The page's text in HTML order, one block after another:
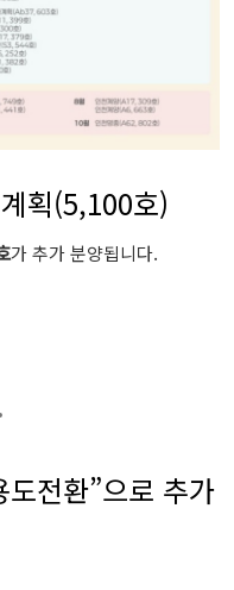
획(5,100호)
가 추가 분양됩니다.
전환”으로 추가